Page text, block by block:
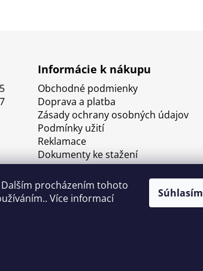
procházením tohoto
Více informací
Súhlasím
Informácie k nákupu
Obchodné podmienky
Doprava a platba
Zásady ochrany osobných údajov
Podmínky užití
Reklamace
Dokumenty ke stažení